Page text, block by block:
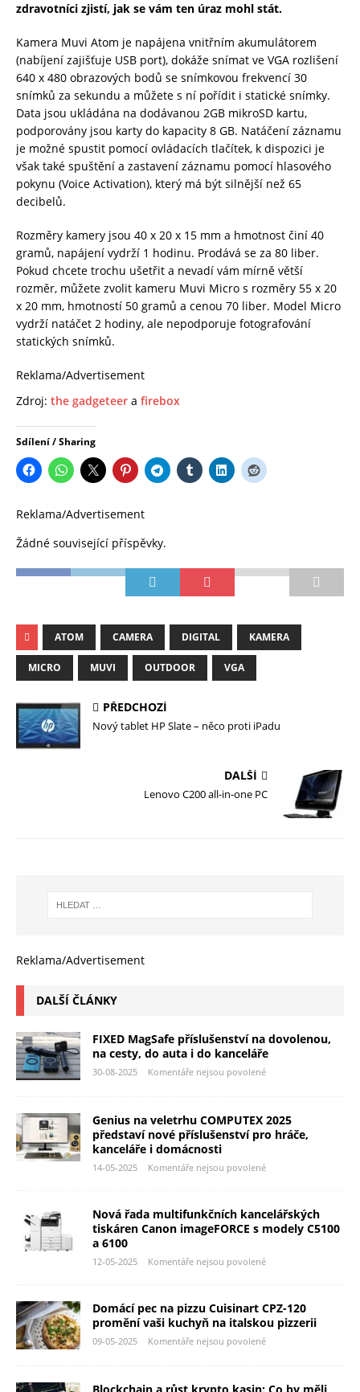
zdravotníci zjistí, jak se vám ten úraz mohl stát.
Kamera Muvi Atom je napájena vnitřním akumulátorem
(nabíjení zajišťuje USB port), dokáže snímat ve VGA rozlišení
640 x 480 obrazových bodů se snímkovou frekvencí 30
snímků za sekundu a můžete s ní pořídit i statické snímky.
Data jsou ukládána na dodávanou 2GB mikroSD kartu,
podporovány jsou karty do kapacity 8 GB. Natáčení záznamu
je možné spustit pomocí ovládacích tlačítek, k dispozici je
však také spuštění a zastavení záznamu pomocí hlasového
pokynu (Voice Activation), který má být silnější než 65
decibelů.
Rozměry kamery jsou 40 x 20 x 15 mm a hmotnost činí 40
gramů, napájení vydrží 1 hodinu. Prodává se za 80 liber.
Pokud chcete trochu ušetřit a nevadí vám mírně větší
rozměr, můžete zvolit kameru Muvi Micro s rozměry 55 x 20
x 20 mm, hmotností 50 gramů a cenou 70 liber. Model Micro
vydrží natáčet 2 hodiny, ale nepodporuje fotografování
statických snímků.
Reklama/Advertisement
Zdroj: the gadgeteer a firebox
Sdílení / Sharing
Reklama/Advertisement
Žádné související příspěvky.
ATOM CAMERA DIGITAL KAMERA
MICRO MUVI OUTDOOR VGA
PŘEDCHOZÍ
Nový tablet HP Slate – něco proti iPadu
DALŠÍ
Lenovo C200 all-in-one PC
Reklama/Advertisement
DALŠÍ ČLÁNKY
FIXED MagSafe příslušenství na dovolenou,
na cesty, do auta i do kanceláře
30-08-2025 Komentáře nejsou povolené
Genius na veletrhu COMPUTEX 2025
představí nové příslušenství pro hráče,
kanceláře i domácnosti
14-05-2025 Komentáře nejsou povolené
Nová řada multifunkčních kancelářských
tiskáren Canon imageFORCE s modely C5100
a 6100
12-05-2025 Komentáře nejsou povolené
Domácí pec na pizzu Cuisinart CPZ-120
promění vaši kuchyň na italskou pizzerii
09-05-2025 Komentáře nejsou povolené